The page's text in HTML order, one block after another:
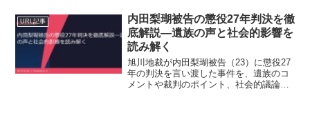
URL記事
内田梨瑚被告の懲役27年判決を徹
底解説―遺族の声と社会的影響を
読み解く
旭川地裁が内田梨瑚被告（23）に懲役27
年の判決を言い渡した事件を、遺族のコ
メントや裁判のポイント、社会的議論と